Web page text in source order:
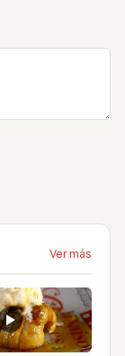
Ver más